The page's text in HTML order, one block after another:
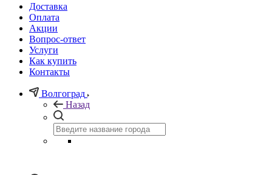
Доставка
Оплата
Акции
Вопрос-ответ
Услуги
Как купить
Контакты
Волгоград
Назад